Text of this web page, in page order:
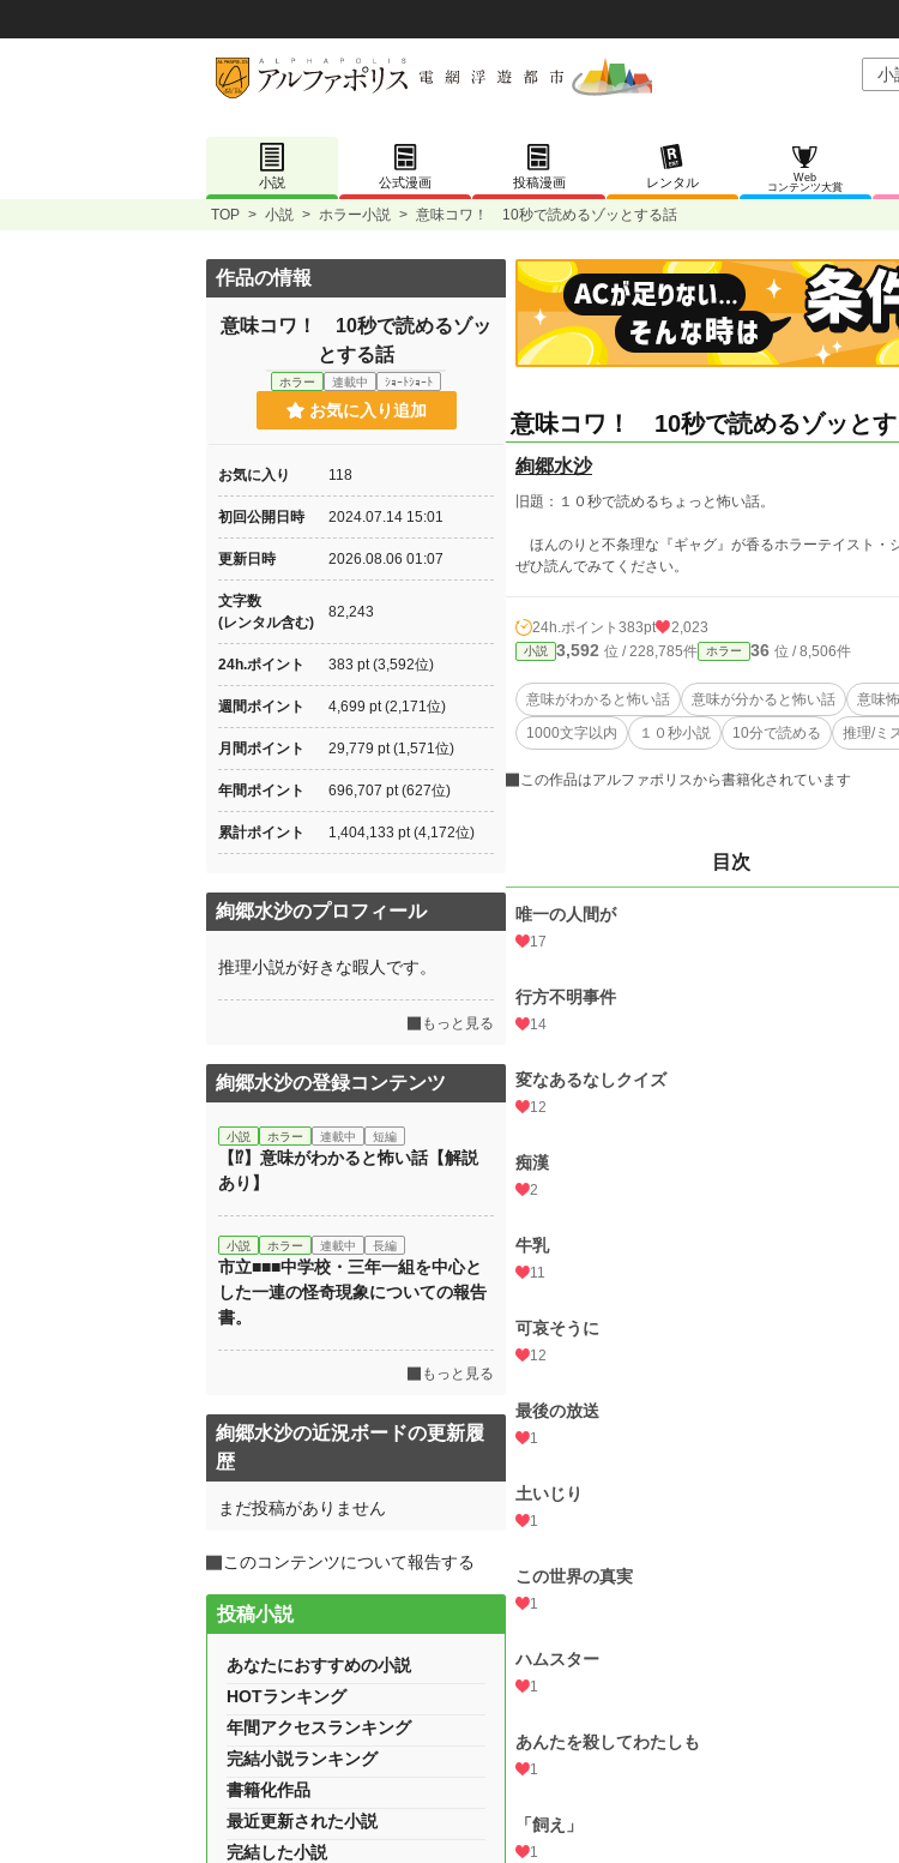
小説 公式漫画 投稿漫画 レンタル
Web
コンテンツ大賞
TOP > 小説 > ホラー小説 > 意味コワ！ 10秒で読めるゾッとする話
意味コワ！ 10秒で読めるゾッと
絢郷水沙
旧題：１０秒で読めるちょっと怖い話。
ほんのりと不条理な『ギャグ』が香るホラーテイスト・
ぜひ読んでみてください。
24h.ポイント 383pt 2,023
小説 3,592 位 / 228,785件 ホラー 36 位 / 8,506件
意味がわかると怖い話 意味が分かると怖い話 意味
1000文字以内
１０秒小説 10分で読める 推理/ミ
この作品はアルファポリスから書籍化されています
目次
唯一の人間が
17
行方不明事件
14
変なあるなしクイズ
12
痴漢
2
牛乳
11
可哀そうに
12
最後の放送
1
土いじり
1
この世界の真実
1
ハムスター
1
あんたを殺してわたしも
1
「飼え」
1
作品の情報
意味コワ！ 10秒で読めるゾッ
とする話
ホラー 連載中 ｼｮｰﾄｼｮｰﾄ
お気に入り追加
お気に入り 118
初回公開日時 2024.07.14 15:01
更新日時 2026.08.06 01:07
文字数
(レンタル含む)
82,243
24h.ポイント 383 pt (3,592位)
週間ポイント 4,699 pt (2,171位)
月間ポイント 29,779 pt (1,571位)
年間ポイント 696,707 pt (627位)
累計ポイント 1,404,133 pt (4,172位)
絢郷水沙のプロフィール
推理小説が好きな暇人です。
もっと見る
絢郷水沙の登録コンテンツ
小説 ホラー 連載中 短編
【⁉】意味がわかると怖い話【解説
あり】
小説 ホラー 連載中 長編
市立■■■中学校・三年一組を中心と
した一連の怪奇現象についての報告
書。
もっと見る
絢郷水沙の近況ボードの更新履
歴
まだ投稿がありません
このコンテンツについて報告する
投稿小説
あなたにおすすめの小説
HOTランキング
年間アクセスランキング
完結小説ランキング
書籍化作品
最近更新された小説
完結した小説